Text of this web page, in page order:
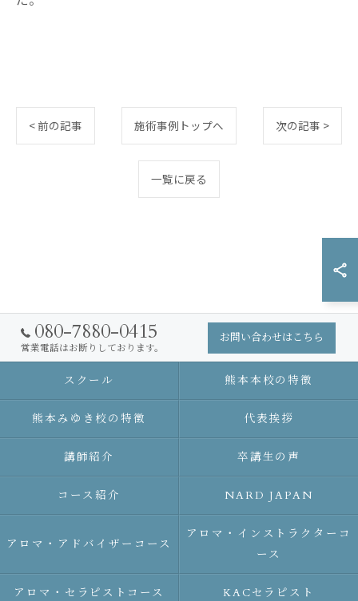
< 前の記事 施術事例トップへ 次の記事 >
一覧に戻る
080-7880-0415
営業電話はお断りしております。
お問い合わせはこちら
スクール 熊本本校の特徴
熊本みゆき校の特徴 代表挨拶
講師紹介 卒講生の声
コース紹介 NARD JAPAN
アロマ・アドバイザーコース
アロマ・インストラクターコ
ース
アロマ・セラピストコース KACセラピスト